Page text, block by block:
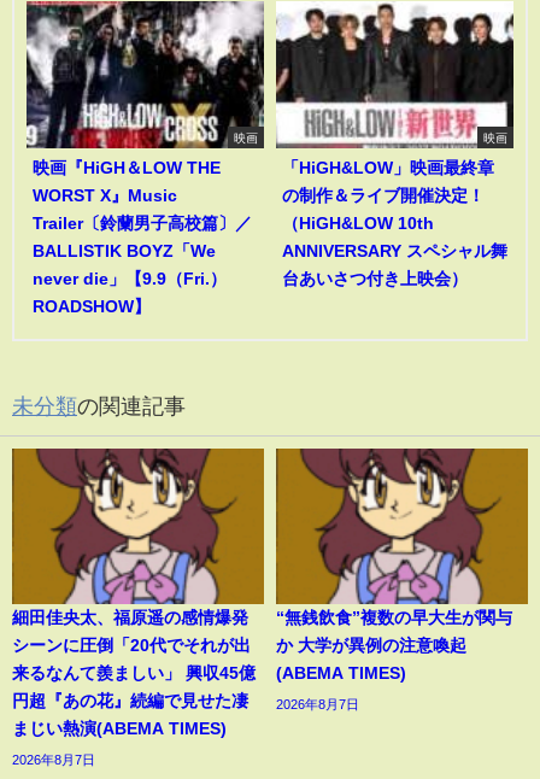
映画
映画『HiGH＆LOW THE
WORST X』Music
Trailer〔鈴蘭男子高校篇〕／
BALLISTIK BOYZ「We
never die」【9.9（Fri.）
ROADSHOW】
映画
「HiGH&LOW」映画最終章
の制作＆ライブ開催決定！
（HiGH&LOW 10th
ANNIVERSARY スペシャル舞
台あいさつ付き上映会）
未分類の関連記事
細田佳央太、福原遥の感情爆発
シーンに圧倒「20代でそれが出
来るなんて羨ましい」 興収45億
円超『あの花』続編で見せた凄
まじい熱演(ABEMA TIMES)
2026年8月7日
“無銭飲食”複数の早大生が関与
か 大学が異例の注意喚起
(ABEMA TIMES)
2026年8月7日